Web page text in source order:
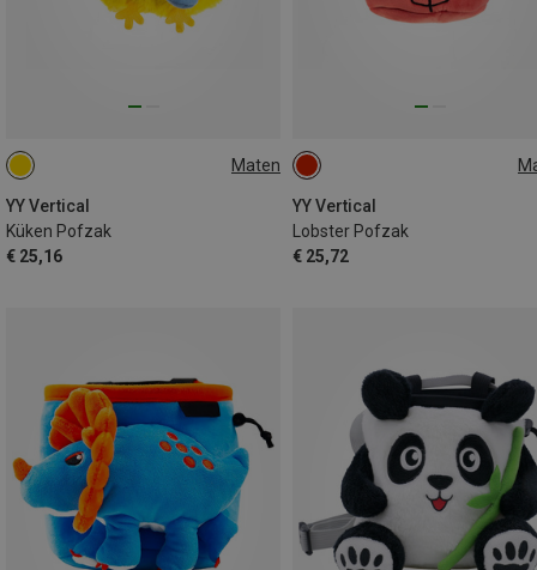
Maten
YY Vertical
Küken Pofzak
€ 25,16
ONE SIZE
YY Vertical
Lobster Pofzak
€ 25,72
ONE SIZE